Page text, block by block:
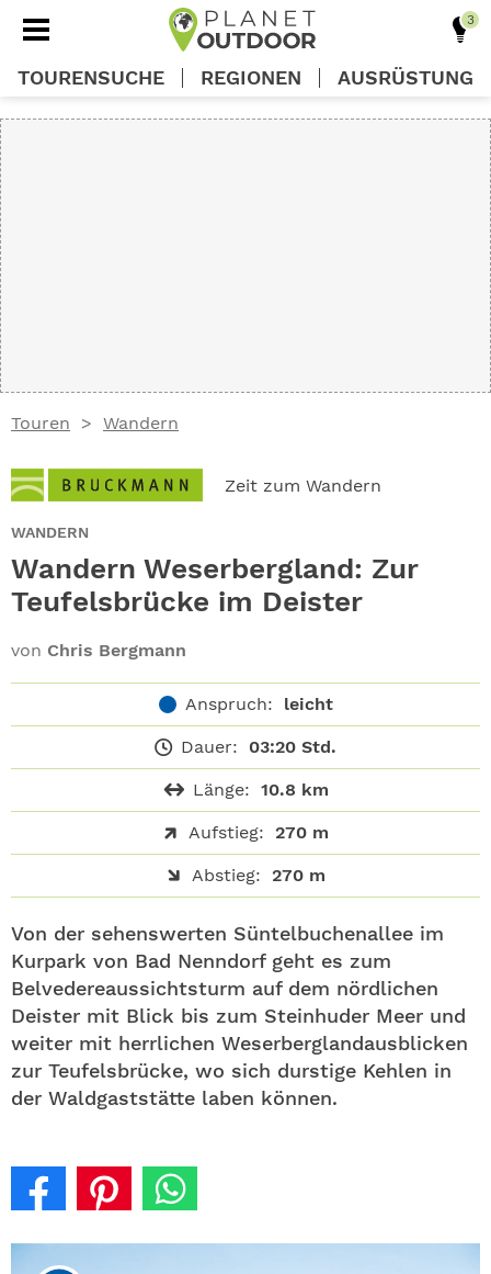
Touren Wandern
Zeit zum Wandern
WANDERN
Wandern Weserbergland: Zur
Teufelsbrücke im Deister
von Chris Bergmann
Anspruch: leicht
Dauer: 03:20 Std.
Länge: 10.8 km
Aufstieg: 270 m
Abstieg: 270 m
Von der sehenswerten Süntelbuchenallee im
Kurpark von Bad Nenndorf geht es zum
Belvedereaussichtsturm auf dem nördlichen
Deister mit Blick bis zum Steinhuder Meer und
weiter mit herrlichen Weserberglandausblicken
zur Teufelsbrücke, wo sich durstige Kehlen in
der Waldgaststätte laben können.
TOURENSUCHE REGIONEN AUSRÜSTUNG
ABO
GEWINNEN
NEWSLETTER
SHOP